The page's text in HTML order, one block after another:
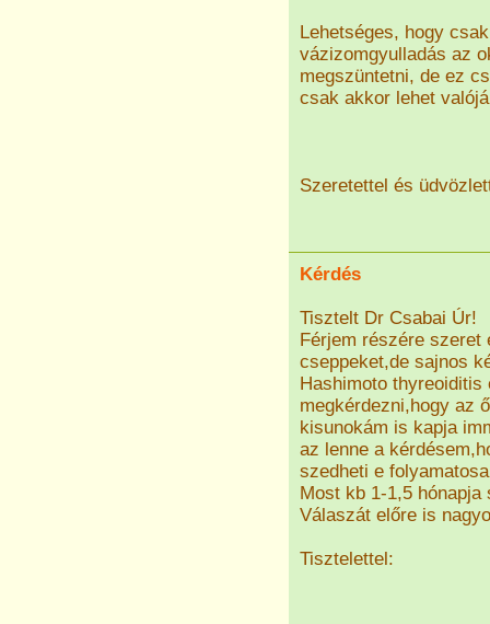
Lehetséges, hogy
vázizomgyulladás az
megszüntetni, de ez
csak akkor lehet
Szeretettel és
Kérdés
Tisztelt Dr Csabai Úr!
Férjem részére szeret
cseppeket,de sajnos
Hashimoto
megkérdezni,hogy az
kisunokám is kapja
az lenne a
szedheti e
Most kb 1-1,5 hónapja
Válaszát előre is
Tisztelettel: